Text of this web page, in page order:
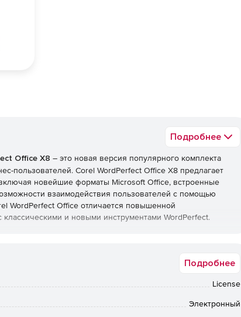
Подробнее
Office X8 – это новая версия популярного комплекта
пользователей. Corel WordPerfect Office X8 предлагает
новейшие форматы Microsoft Office, встроенные
взаимодействия пользователей с помощью
WordPerfect Office отличается повышенной
классическими и новыми инструментами WordPerfect.
легко добавлять в формуляр ряд элементов
раскрывающиеся списки и т. д. Вносить изменения в
Подробнее
License
Электронный